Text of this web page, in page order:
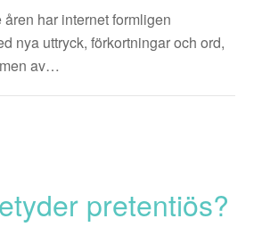
har internet formligen
nya uttryck, förkortningar och ord,
av…
pretentiös?